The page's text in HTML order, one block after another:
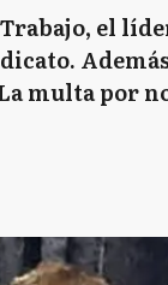
el
multa por